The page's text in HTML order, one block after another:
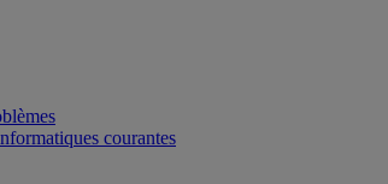
courantes